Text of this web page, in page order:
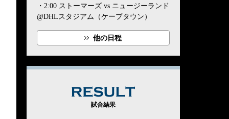
・2:00 ストーマーズ vs ニュージーランド
@DHLスタジアム（ケープタウン）
他の日程
試合結果